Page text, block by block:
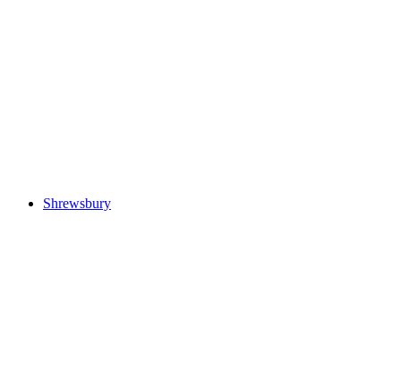
Shrewsbury